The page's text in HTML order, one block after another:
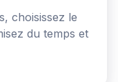
choisissez le
du temps et